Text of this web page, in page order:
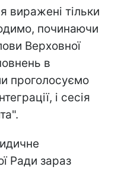
виражені тільки
починаючи
Верховної
в
проголосуємо
і сесія
Ради зараз